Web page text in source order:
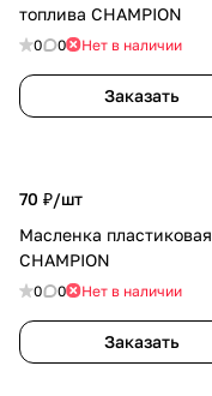
топлива CHAMPION
0 0 Нет в наличии
Заказать
70 ₽/шт
Масленка пластиковая
CHAMPION
0 0 Нет в наличии
Заказать